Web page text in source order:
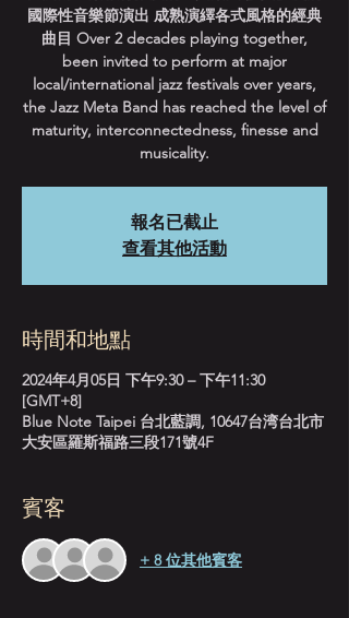
國際性音樂節演出 成熟演繹各式風格的經典
曲目 Over 2 decades playing together,
been invited to perform at major
local/international jazz festivals over years,
the Jazz Meta Band has reached the level of
maturity, interconnectedness, finesse and
musicality.
報名已截止
查看其他活動
時間和地點
2024年4月05日 下午9:30 – 下午11:30
[GMT+8]
Blue Note Taipei 台北藍調, 10647台湾台北市
大安區羅斯福路三段171號4F
賓客
+ 8 位其他賓客